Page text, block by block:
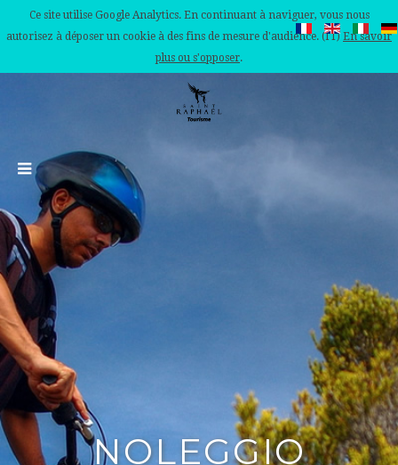
Ce site utilise Google Analytics. En continuant à naviguer, vous nous
autorisez à déposer un cookie à des fins de mesure d'audience. (IT) En savoir
plus ou s'opposer.
NOLEGGIO